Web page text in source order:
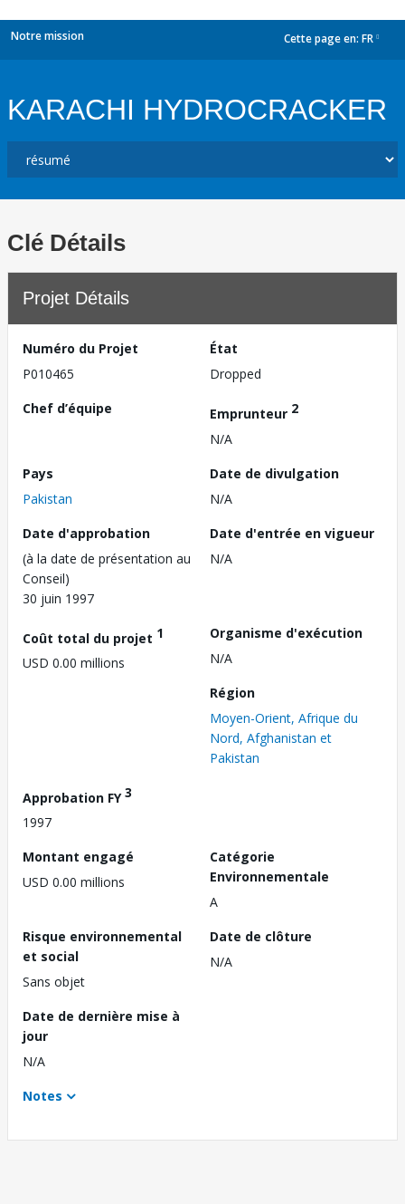
Notre mission Cette page en: FR
KARACHI HYDROCRACKER
Clé Détails
Projet Détails
Numéro du Projet
P010465
État
Dropped
Chef d’équipe
Emprunteur 2
N/A
Pays
Pakistan
Date de divulgation
N/A
Date d'approbation
(à la date de présentation au
Conseil)
30 juin 1997
Date d'entrée en vigueur
N/A
Coût total du projet 1
USD 0.00 millions
Organisme d'exécution
N/A
Région
Moyen-Orient, Afrique du
Nord, Afghanistan et
Pakistan
Approbation FY3
1997
Montant engagé
USD 0.00 millions
Catégorie
Environnementale
A
Risque environnemental
et social
Sans objet
Date de clôture
N/A
Date de dernière mise à
jour
N/A
Notes